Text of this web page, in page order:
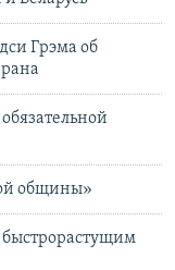
Грэма об
общины»
быстрорастущим